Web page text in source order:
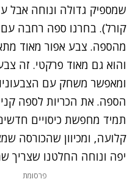
שמספיק גדולה ונוחה אבל
קורל). בחרנו ספה רחבה
מהספה. צבע אפור מאוד
והוא גם מאוד פרקטי. זה
ומאפשר משחק עם
הספה. את הכריות לספה
תמיד מחפשת כיסויים
קלועה, ומכיוון שהכורסה
יפה ונוחה החלטנו שצריך
פרסומת